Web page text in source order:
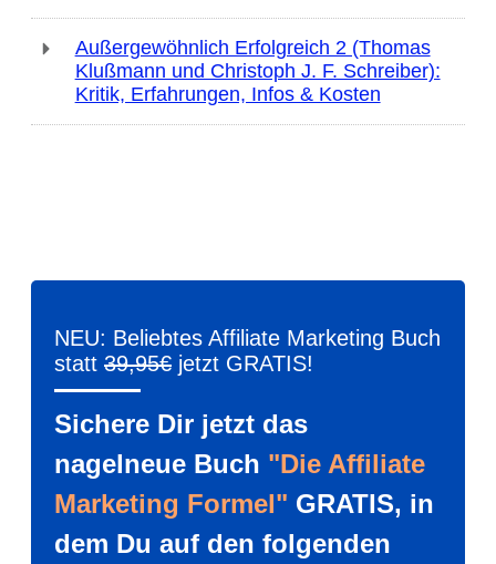
Außergewöhnlich Erfolgreich 2 (Thomas
Klußmann und Christoph J. F. Schreiber):
Kritik, Erfahrungen, Infos & Kosten
NEU: Beliebtes Affiliate Marketing Buch
statt 39,95€ jetzt GRATIS!
Sichere Dir jetzt das
nagelneue Buch "Die Affiliate
Marketing Formel" GRATIS, in
dem Du auf den folgenden